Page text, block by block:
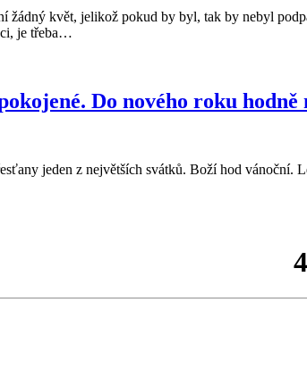
žádný květ, jelikož pokud by byl, tak by nebyl
je třeba…
Do nového roku hodně
jeden z největších svátků. Boží hod vánoční.